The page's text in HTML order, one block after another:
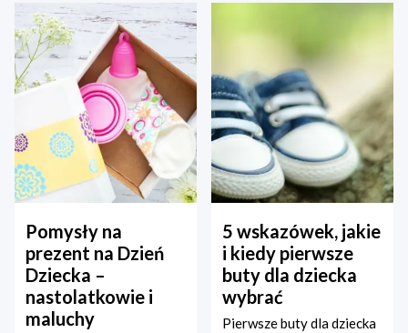
Pomysły na
prezent na Dzień
Dziecka –
nastolatkowie i
maluchy
5 wskazówek, jakie
i kiedy pierwsze
buty dla dziecka
wybrać
Pierwsze buty dla dziecka